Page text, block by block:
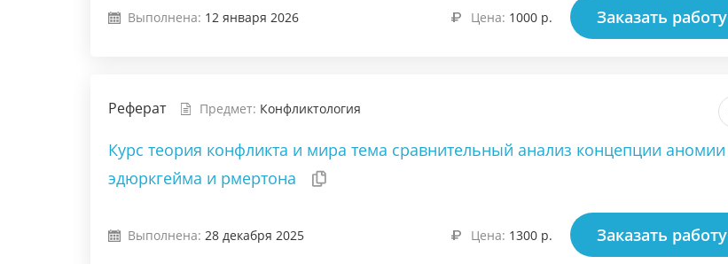
Выполнена: 12 января 2026 Цена: 1000 р. Заказать работу
Реферат Предмет: Конфликтология
Курс теория конфликта и мира тема сравнительный анализ концепции аномии
эдюркгейма и рмертона
Выполнена: 28 декабря 2025 Цена: 1300 р. Заказать работу